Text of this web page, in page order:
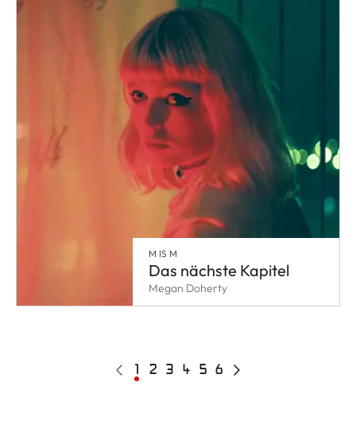
M IS M
Das nächste Kapitel
Megan Doherty
Pagination
Vorherige
Aktuelle
1 Page
2 Page
3 Page
4 Page
5 Page
6
Nächste